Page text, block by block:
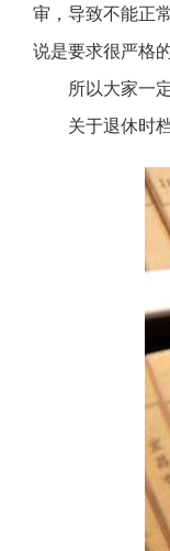
审，导致不能正
说是要求很严格的
所以大家一
关于退休时